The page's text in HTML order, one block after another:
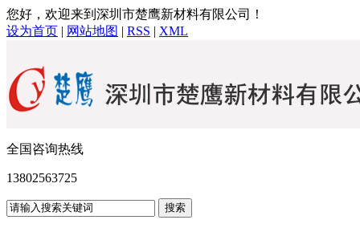
您好，欢迎来到深圳市楚鹰新材料有限公司！
设为首页 | 网站地图 | RSS | XML
全国咨询热线
13802563725